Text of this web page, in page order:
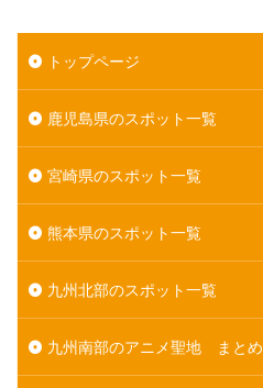
トップページ
鹿児島県のスポット一覧
宮崎県のスポット一覧
熊本県のスポット一覧
九州北部のスポット一覧
九州南部のアニメ聖地 まとめ